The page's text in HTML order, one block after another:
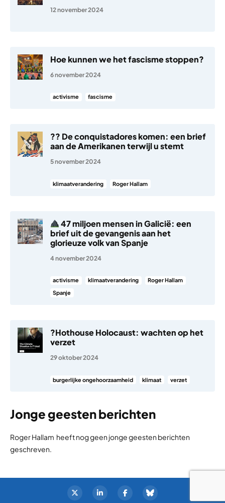
12 november 2024
Hoe kunnen we het fascisme stoppen?
6 november 2024
activisme fascisme
?? De conquistadores komen: een brief
aan de Amerikanen terwijl u stemt
5 november 2024
klimaatverandering Roger Hallam
47 miljoen mensen in Galicië: een
brief uit de gevangenis aan het
glorieuze volk van Spanje
4 november 2024
activisme klimaatverandering
Roger Hallam
Spanje
?Hothouse Holocaust: wachten op het
verzet
29 oktober 2024
burgerlijke ongehoorzaamheid klimaat verzet
Jonge geesten berichten
Roger Hallam heeft nog geen jonge geesten berichten
geschreven.